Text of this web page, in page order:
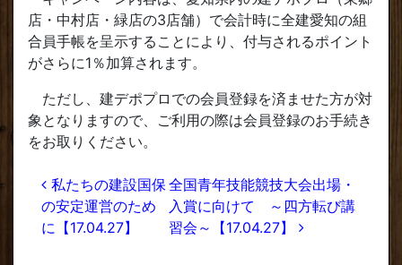
店・中村店・緑店の3店舗）で会計時に全建愛知の組
合員手帳を呈示することにより、付与されるポイント
がさらに1％加算されます。
ただし、建デポプロでの会員登録を済ませた方が対
象となりますので、ご利用の際は会員登録のお手続き
をお取りください。
投稿ナビゲーション
私たちの建設国保
の安定運営のため
に【17.04.27】
全国青年技能競技大会出場・
入賞に向けて ～四方転び講
習会～【17.04.27】